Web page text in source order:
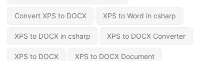
Convert XPS to DOCX XPS to Word in csharp
XPS to DOCX in csharp XPS to DOCX Converter
XPS to DOCX XPS to DOCX Document